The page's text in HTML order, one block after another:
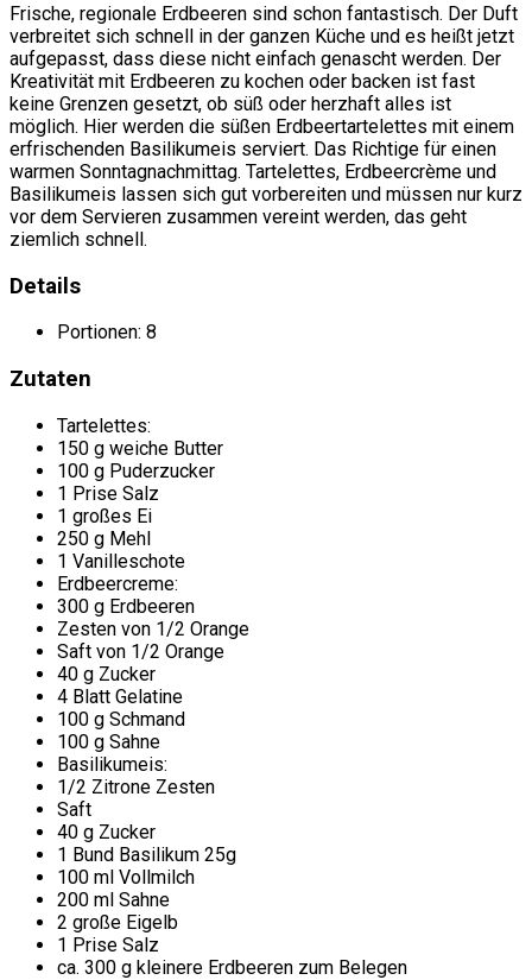
Frische, regionale Erdbeeren sind schon fantastisch. Der Duft
verbreitet sich schnell in der ganzen Küche und es heißt jetzt
aufgepasst, dass diese nicht einfach genascht werden. Der
Kreativität mit Erdbeeren zu kochen oder backen ist fast
keine Grenzen gesetzt, ob süß oder herzhaft alles ist
möglich. Hier werden die süßen Erdbeertartelettes mit einem
erfrischenden Basilikumeis serviert. Das Richtige für einen
warmen Sonntagnachmittag. Tartelettes, Erdbeercrème und
Basilikumeis lassen sich gut vorbereiten und müssen nur kurz
vor dem Servieren zusammen vereint werden, das geht
ziemlich schnell.
Details
Portionen: 8
Zutaten
Tartelettes:
150 g weiche Butter
100 g Puderzucker
1 Prise Salz
1 großes Ei
250 g Mehl
1 Vanilleschote
Erdbeercreme:
300 g Erdbeeren
Zesten von 1/2 Orange
Saft von 1/2 Orange
40 g Zucker
4 Blatt Gelatine
100 g Schmand
100 g Sahne
Basilikumeis:
1/2 Zitrone Zesten
Saft
40 g Zucker
1 Bund Basilikum 25g
100 ml Vollmilch
200 ml Sahne
2 große Eigelb
1 Prise Salz
ca. 300 g kleinere Erdbeeren zum Belegen